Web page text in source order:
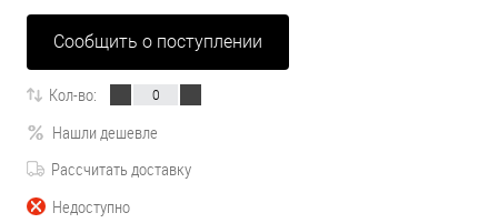
Сообщить о поступлении
Кол-во:
Нашли дешевле
Рассчитать доставку
Недоступно